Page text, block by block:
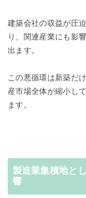
建築会社の収益が圧
り、関連産業にも影
出ます。
この悪循環は新築だ
産市場全体が縮小し
ます。
製造業集積地と
響